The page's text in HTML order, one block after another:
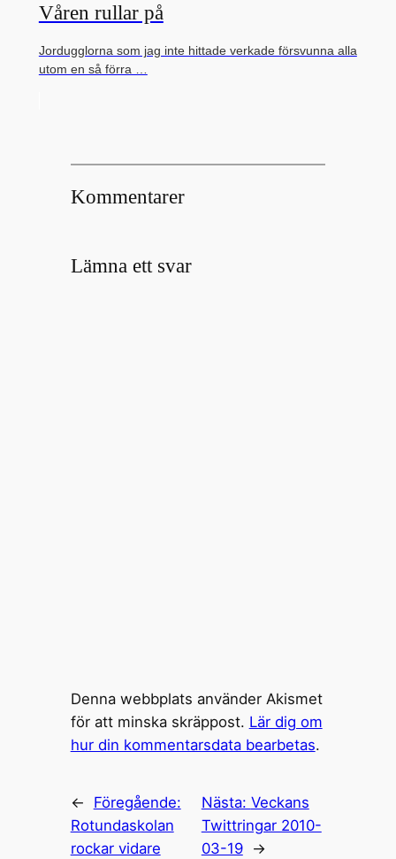
Våren rullar på
Jordugglorna som jag inte hittade verkade försvunna alla
utom en så förra …
Kommentarer
Lämna ett svar
Denna webbplats använder Akismet
för att minska skräppost. Lär dig om
hur din kommentarsdata bearbetas.
←
Föregående:
Rotundaskolan
rockar vidare
Nästa: Veckans
Twittringar 2010-
03-19
→